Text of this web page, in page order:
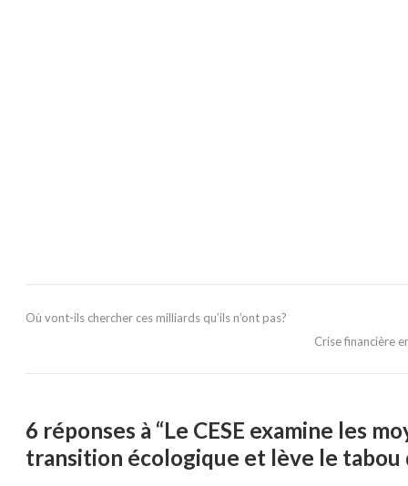
Où vont-ils chercher ces milliards qu’ils n’ont pas?
Crise financière
6 réponses à “Le CESE examine les
transition écologique et lève le tabou